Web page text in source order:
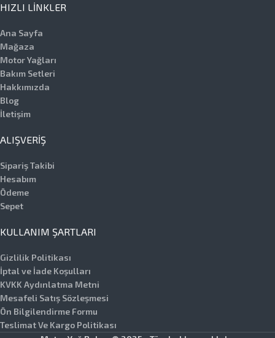
HIZLI LINKLER
Ana Sayfa
Mağaza
Motor Yağları
Bakım Setleri
Hakkımızda
Blog
İletişim
ALIŞVERIŞ
Sipariş Takibi
Hesabım
Ödeme
Sepet
KULLANIM ŞARTLARI
Gizlilik Politikası
İptal ve İade Koşulları
KVKK Aydınlatma Metni
Mesafeli Satış Sözleşmesi
Ön Bilgilendirme Formu
Teslimat Ve Kargo Politikası